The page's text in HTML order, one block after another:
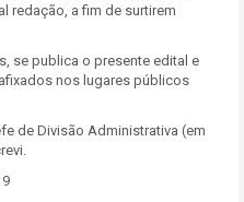
redação, a fim de surtirem
se publica o presente edital e
nos lugares públicos
de Divisão Administrativa (em